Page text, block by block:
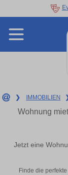
❯ IMMOBILIEN
Wohnung
Jetzt eine
Finde die